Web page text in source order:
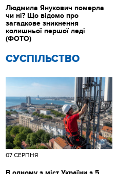
CУСПІЛЬСТВО
07 СЕРПНЯ
Людмила Янукович померла
чи ні? Що відомо про
загадкове зникнення
колишньої першої леді
(ФОТО)